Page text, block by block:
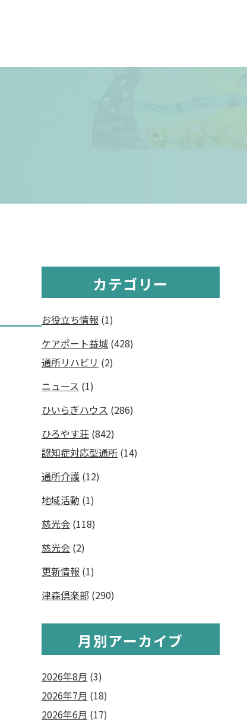
カテゴリー
お役立ち情報 (1)
ケアポート益城 (428)
通所リハビリ (2)
ニュース (1)
ひいらぎハウス (286)
ひろやす荘 (842)
認知症対応型通所 (14)
通所介護 (12)
地域活動 (1)
慈光会 (118)
慈光会 (2)
更新情報 (1)
津森倶楽部 (290)
月別アーカイブ
2026年8月 (3)
2026年7月 (18)
2026年6月 (17)